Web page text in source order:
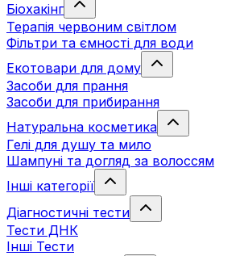
Біохакінг
Терапія червоним світлом
Фільтри та ємності для води
Екотовари для дому
Засоби для прання
Засоби для прибирання
Натуральна косметика
Гелі для душу та мило
Шампуні та догляд за волоссям
Інші категорії
Діагностичні тести
Тести ДНК
Інші Тести